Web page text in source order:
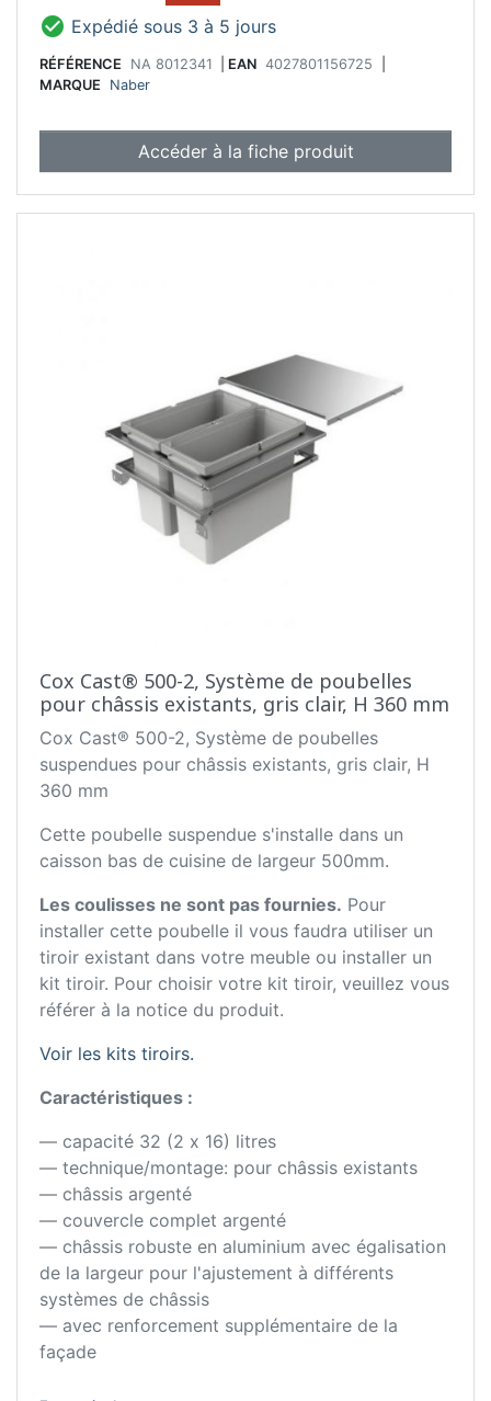
 Expédié sous 3 à 5 jours
RÉFÉRENCE NA 8012341 EAN 4027801156725
MARQUE
Naber
Accéder à la fiche produit
Cox Cast® 500-2, Système de poubelles
pour châssis existants, gris clair, H 360 mm
Cox Cast® 500-2, Système de poubelles
suspendues pour châssis existants, gris clair, H
360 mm
Cette poubelle suspendue s'installe dans un
caisson bas de cuisine de largeur 500mm.
Les coulisses ne sont pas fournies. Pour
installer cette poubelle il vous faudra utiliser un
tiroir existant dans votre meuble ou installer un
kit tiroir. Pour choisir votre kit tiroir, veuillez vous
référer à la notice du produit.
Voir les kits tiroirs.
Caractéristiques :
— capacité 32 (2 x 16) litres
— technique/montage: pour châssis existants
— châssis argenté
— couvercle complet argenté
— châssis robuste en aluminium avec égalisation
de la largeur pour l'ajustement à différents
systèmes de châssis
— avec renforcement supplémentaire de la
façade